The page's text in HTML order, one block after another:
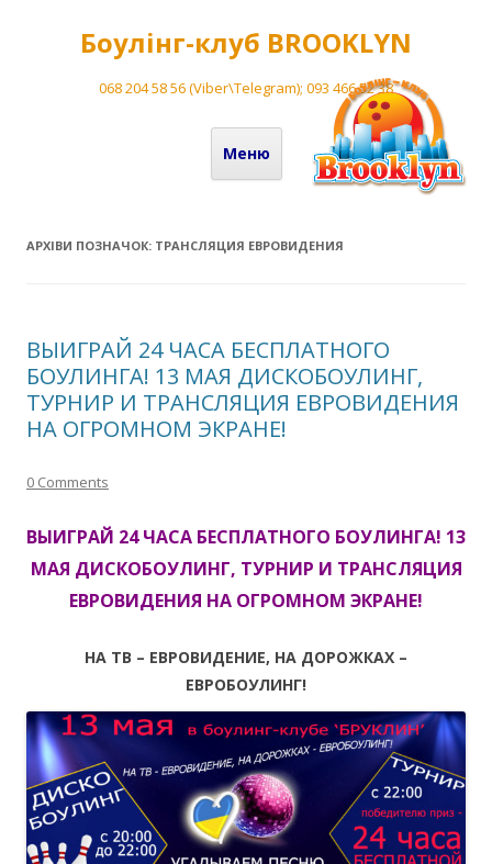
Боулінг-клуб BROOKLYN
068 204 58 56 (Viber\Telegram); 093 466 52 38
Меню
Перейти до вмісту
АРХІВИ ПОЗНАЧОК: ТРАНСЛЯЦИЯ ЕВРОВИДЕНИЯ
ВЫИГРАЙ 24 ЧАСА БЕСПЛАТНОГО
БОУЛИНГА! 13 МАЯ ДИСКОБОУЛИНГ,
ТУРНИР И ТРАНСЛЯЦИЯ ЕВРОВИДЕНИЯ
НА ОГРОМНОМ ЭКРАНЕ!
0 Comments
ВЫИГРАЙ 24 ЧАСА БЕСПЛАТНОГО БОУЛИНГА! 13
МАЯ ДИСКОБОУЛИНГ, ТУРНИР И ТРАНСЛЯЦИЯ
ЕВРОВИДЕНИЯ НА ОГРОМНОМ ЭКРАНЕ!
НА ТВ – ЕВРОВИДЕНИЕ, НА ДОРОЖКАХ –
ЕВРОБОУЛИНГ!